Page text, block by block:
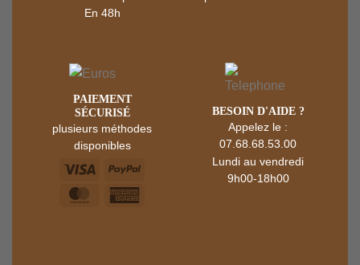
En 48h
‎PAIEMENT
SÉCURISÉ
plusieurs méthodes
disponibles
BESOIN D'AIDE ?
Appelez le :
07.68.68.53.00
Lundi au vendredi
9h00-18h00